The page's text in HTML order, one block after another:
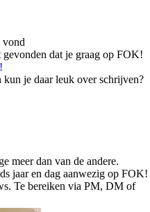
vond
dat je graag op FOK!
je daar leuk over schrijven?
meer dan van de andere.
jaar en dag aanwezig op FOK!
Te bereiken via PM, DM of